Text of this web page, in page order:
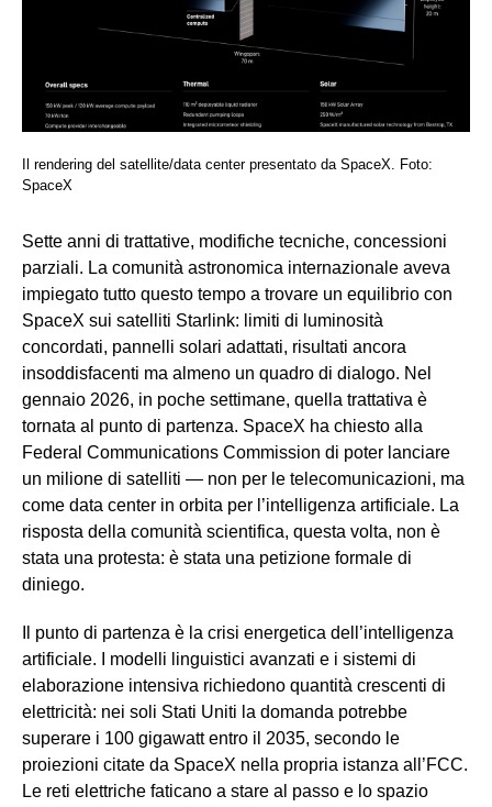
Il rendering del satellite/data center presentato da SpaceX. Foto:
SpaceX
Sette anni di trattative, modifiche tecniche, concessioni
parziali. La comunità astronomica internazionale aveva
impiegato tutto questo tempo a trovare un equilibrio con
SpaceX sui satelliti Starlink: limiti di luminosità
concordati, pannelli solari adattati, risultati ancora
insoddisfacenti ma almeno un quadro di dialogo. Nel
gennaio 2026, in poche settimane, quella trattativa è
tornata al punto di partenza. SpaceX ha chiesto alla
Federal Communications Commission di poter lanciare
un milione di satelliti — non per le telecomunicazioni, ma
come data center in orbita per l’intelligenza artificiale. La
risposta della comunità scientifica, questa volta, non è
stata una protesta: è stata una petizione formale di
diniego.
Il punto di partenza è la crisi energetica dell’intelligenza
artificiale. I modelli linguistici avanzati e i sistemi di
elaborazione intensiva richiedono quantità crescenti di
elettricità: nei soli Stati Uniti la domanda potrebbe
superare i 100 gigawatt entro il 2035, secondo le
proiezioni citate da SpaceX nella propria istanza all’FCC.
Le reti elettriche faticano a stare al passo e lo spazio